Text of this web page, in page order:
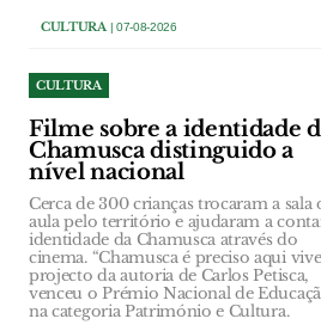
CULTURA| 07-08-2026
CULTURA
Filme sobre a identidade
Chamusca distinguido a
nível nacional
Cerca de 300 crianças trocaram a sala
aula pelo território e ajudaram a
identidade da Chamusca através do
cinema. “Chamusca é preciso aqui
projecto da autoria de Carlos Petisca,
venceu o Prémio Nacional de
na categoria Património e Cultura.